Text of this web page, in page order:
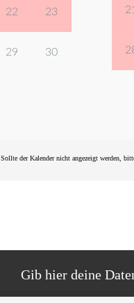
22 23
29 30
Sollte der Kalender nicht angezeigt werden,
Gib hier deine